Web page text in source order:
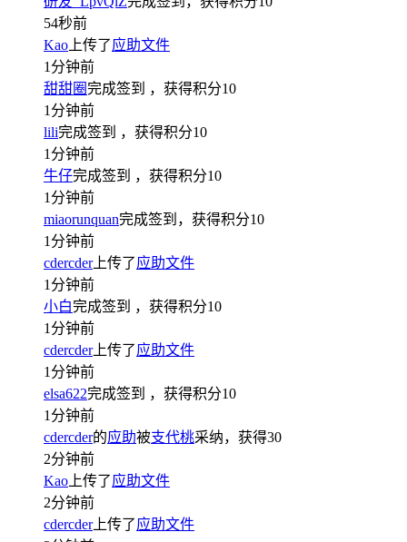
54秒前
Kao上传了 应助文件
1分钟前
甜甜圈完成签到 ，获得积分10
1分钟前
lili完成签到 ，获得积分10
1分钟前
牛仔完成签到 ，获得积分10
1分钟前
miaorunquan完成签到，获得积分10
1分钟前
cdercder上传了 应助文件
1分钟前
小白完成签到 ，获得积分10
1分钟前
cdercder上传了 应助文件
1分钟前
elsa622完成签到 ，获得积分10
1分钟前
cdercder的应助被支代桃采纳，获得30
2分钟前
Kao上传了 应助文件
2分钟前
cdercder上传了 应助文件